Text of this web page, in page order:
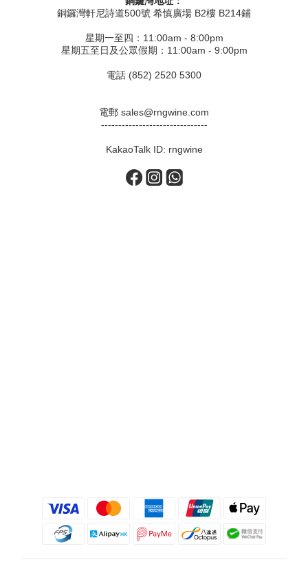
銅鑼灣軒尼詩道500號 希慎廣場 B2樓 B214鋪
星期一至四：11:00am - 8:00pm
星期五至日及公眾假期：11:00am - 9:00pm
電話 (852) 2520 5300
電郵 sales@rngwine.com
-------------------------------
KakaoTalk ID: rngwine